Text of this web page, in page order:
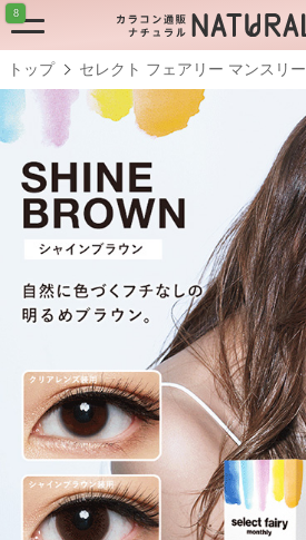
8
トップ セレクト フェアリー マンスリー